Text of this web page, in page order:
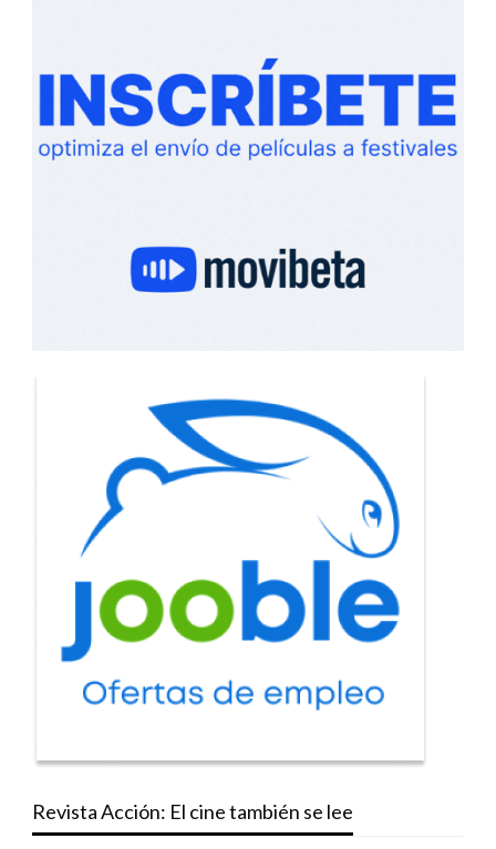
Revista Acción: El cine también se lee